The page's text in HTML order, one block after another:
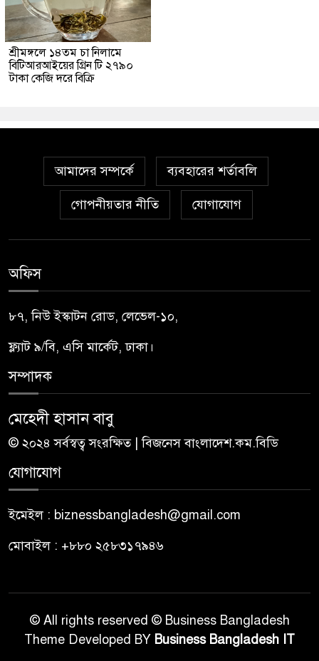
শ্রীমঙ্গলে ১৪তম চা নিলামে
বিটিআরআইয়ের গ্রিন টি ২৭৯০
টাকা কেজি দরে বিক্রি
আমাদের সম্পর্কে ব্যবহারের শর্তাবলি
গোপনীয়তার নীতি যোগাযোগ
অফিস
৮৭, নিউ ইস্কাটন রোড, লেভেল-১০,
ফ্ল্যাট ৯/বি, এসি মার্কেট, ঢাকা।
সম্পাদক
মেহেদী হাসান বাবু
© ২০২৪ সর্বস্বত্ব সংরক্ষিত | বিজনেস বাংলাদেশ.কম.বিডি
যোগাযোগ
ইমেইল : biznessbangladesh@gmail.com
মোবাইল : +৮৮০ ২৫৮৩১৭৯৪৬
© All rights reserved © Business Bangladesh
Theme Developed BY Business Bangladesh IT